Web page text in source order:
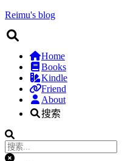
Reimu's blog
Home
Books
Kindle
Friend
About
搜索